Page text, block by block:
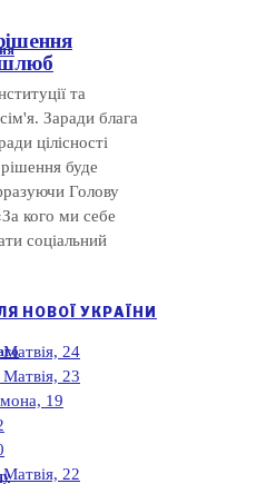
шлюб
та
Заради блага
цілісності
буде
Голову
кого ми себе
соціальний
НОВОЇ УКРАЇНИ
Матвія, 24
Матвія, 23
19
Матвія, 22